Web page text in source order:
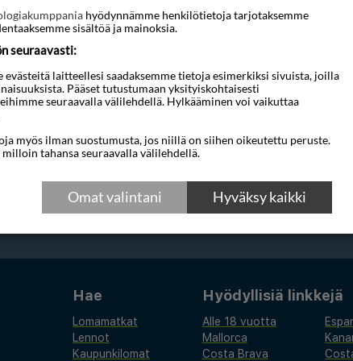
ja 4 valmismatkanjärjestäjältä yhdellä
tai yhdensuuntaisuuden mukaan – ja valita juuri
matkavinkkejä ja uutisia
Hae
Lomamatkat
Lennot
Kaupunkilomat
Hyödyllisiä linkkejä
Alle 18 vuotta
Mallorca
Costa Brava
hyödynnämme henkilötietoja tarjotaksemme
sisältöä ja mainoksia.
seuraavasti:
laitteellesi saadaksemme tietoja esimerkiksi sivuista, joilla
Pääset tutustumaan yksityiskohtaisesti
seuraavalla välilehdellä. Hylkääminen voi vaikuttaa
myös ilman suostumusta, jos niillä on siihen oikeutettu peruste.
tahansa seuraavalla välilehdellä.
Hyväksy kaikki
Omat valintani